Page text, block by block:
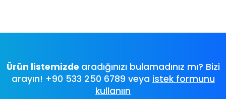
Ürün listemizde aradığınızı bulamadınız mı? Bizi
arayın! +90 533 250 6789 veya istek formunu
kullanıın